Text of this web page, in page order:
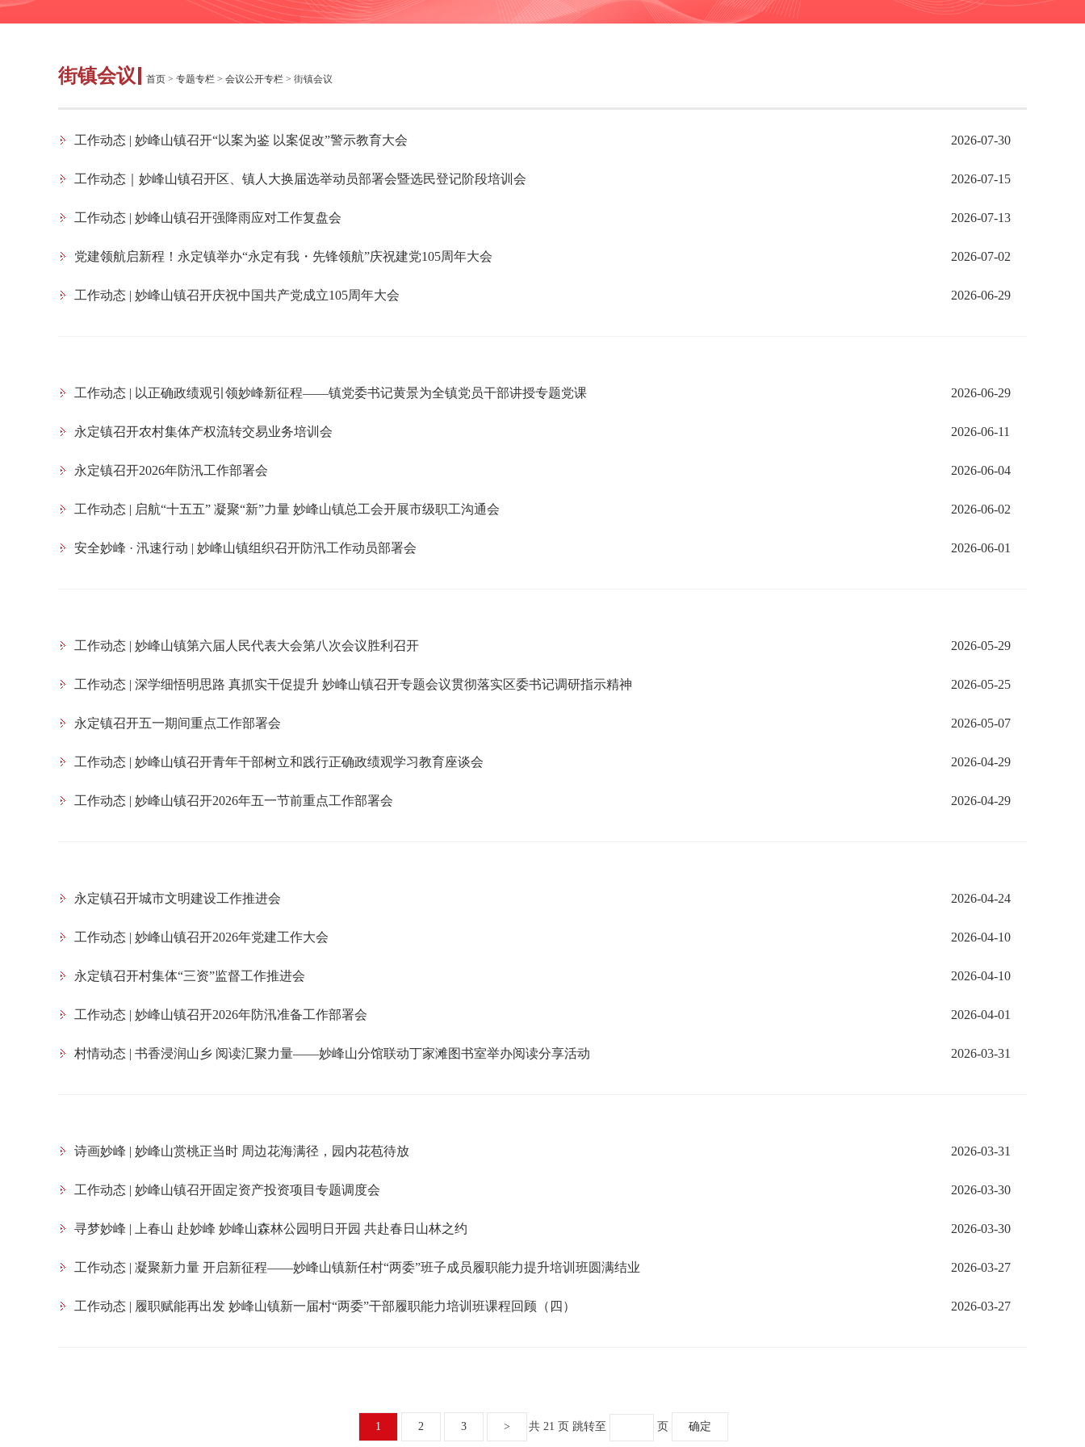
街镇会议 首页 > 专题专栏 > 会议公开专栏 > 街镇会议
工作动态 | 妙峰山镇召开“以案为鉴 以案促改”警示教育大会 2026-07-30
工作动态｜妙峰山镇召开区、镇人大换届选举动员部署会暨选民登记阶段培训会 2026-07-15
工作动态 | 妙峰山镇召开强降雨应对工作复盘会 2026-07-13
党建领航启新程！永定镇举办“永定有我・先锋领航”庆祝建党105周年大会 2026-07-02
工作动态 | 妙峰山镇召开庆祝中国共产党成立105周年大会 2026-06-29
工作动态 | 以正确政绩观引领妙峰新征程——镇党委书记黄景为全镇党员干部讲授专题党课 2026-06-29
永定镇召开农村集体产权流转交易业务培训会 2026-06-11
永定镇召开2026年防汛工作部署会 2026-06-04
工作动态 | 启航“十五五” 凝聚“新”力量 妙峰山镇总工会开展市级职工沟通会 2026-06-02
安全妙峰 · 汛速行动 | 妙峰山镇组织召开防汛工作动员部署会 2026-06-01
工作动态 | 妙峰山镇第六届人民代表大会第八次会议胜利召开 2026-05-29
工作动态 | 深学细悟明思路 真抓实干促提升 妙峰山镇召开专题会议贯彻落实区委书记调研指示精神 2026-05-25
永定镇召开五一期间重点工作部署会 2026-05-07
工作动态 | 妙峰山镇召开青年干部树立和践行正确政绩观学习教育座谈会 2026-04-29
工作动态 | 妙峰山镇召开2026年五一节前重点工作部署会 2026-04-29
永定镇召开城市文明建设工作推进会 2026-04-24
工作动态 | 妙峰山镇召开2026年党建工作大会 2026-04-10
永定镇召开村集体“三资”监督工作推进会 2026-04-10
工作动态 | 妙峰山镇召开2026年防汛准备工作部署会 2026-04-01
村情动态 | 书香浸润山乡 阅读汇聚力量——妙峰山分馆联动丁家滩图书室举办阅读分享活动 2026-03-31
诗画妙峰 | 妙峰山赏桃正当时 周边花海满径，园内花苞待放 2026-03-31
工作动态 | 妙峰山镇召开固定资产投资项目专题调度会 2026-03-30
寻梦妙峰 | 上春山 赴妙峰 妙峰山森林公园明日开园 共赴春日山林之约 2026-03-30
工作动态 | 凝聚新力量 开启新征程——妙峰山镇新任村“两委”班子成员履职能力提升培训班圆满结业 2026-03-27
工作动态 | 履职赋能再出发 妙峰山镇新一届村“两委”干部履职能力培训班课程回顾（四） 2026-03-27
1 2 3 > 共 21 页 跳转至 页 确定